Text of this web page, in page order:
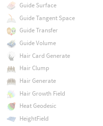
Guide Surface
Guide Tangent Space
Guide Transfer
Guide Volume
Hair Card Generate
Hair Clump
Hair Generate
Hair Growth Field
Heat Geodesic
HeightField